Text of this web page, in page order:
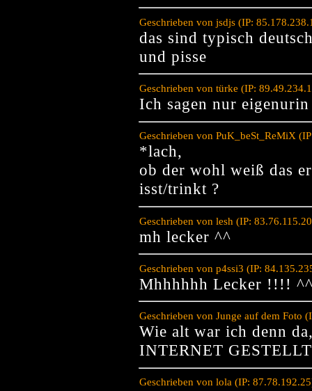
Geschrieben von jsdjs (IP:
das sind typisch
und pisse
Geschrieben von türke (IP:
Ich sagen nur
Geschrieben von PuK_beSt_ReMiX
*lach,
ob der wohl weiß das
isst/trinkt ?
Geschrieben von lesh (IP:
mh lecker ^^
Geschrieben von p4ssi3 (IP:
Mhhhhhh Lecker !!!!
Geschrieben von Junge auf dem Foto
Wie alt war ich denn
INTERNET
Geschrieben von lola (IP: